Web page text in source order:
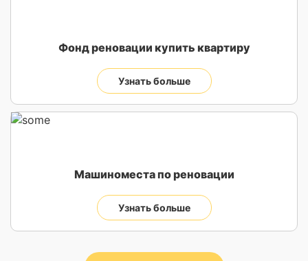
Фонд реновации купить квартиру
Узнать больше
Машиноместа по реновации
Узнать больше